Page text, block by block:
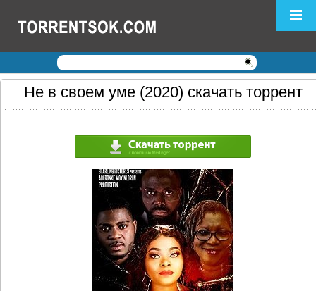
Логин: Пароль:
Забыли пароль?
Не в своем уме (2020) скачать торрент